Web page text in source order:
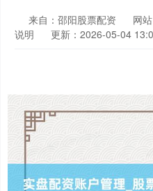
来自：邵阳股票配资
网
说明
更新：2026-05-04